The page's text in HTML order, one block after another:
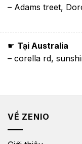
– Adams treet,
☛ Tại Australia
– corella rd,
VỀ ZENIO